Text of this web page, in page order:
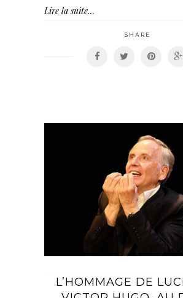
Lire la suite…
SHARE
L’HOMMAGE DE